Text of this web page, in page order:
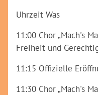
Uhrzeit Was
11:00 Chor „Mach's
Freiheit und
11:15 Offizielle
11:30 Chor „Mach's